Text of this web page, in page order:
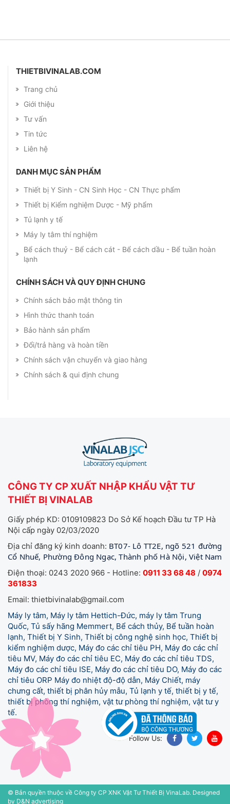
THIETBIVINALAB.COM
Trang chủ
Giới thiệu
Tư vấn
Tin tức
Liên hệ
DANH MỤC SẢN PHẨM
Thiết bị Y Sinh - CN Sinh Học - CN Thực phẩm
Thiết bị Kiểm nghiệm Dược - Mỹ phẩm
Tủ lạnh y tế
Máy ly tâm thí nghiệm
Bể cách thuỷ - Bể cách cát - Bể cách dầu - Bể tuần hoàn
lạnh
CHÍNH SÁCH VÀ QUY ĐỊNH CHUNG
Chính sách bảo mật thông tin
Hình thức thanh toán
Bảo hành sản phẩm
Đổi/trả hàng và hoàn tiền
Chính sách vận chuyển và giao hàng
Chính sách & qui định chung
CÔNG TY CP XUẤT NHẬP KHẨU VẬT TƯ
THIẾT BỊ VINALAB
Giấy phép KD: 0109109823 Do Sở Kế hoạch Đầu tư TP Hà
Nội cấp ngày 02/03/2020
Địa chỉ đăng ký kinh doanh: BT07- Lô TT2E, ngõ 521 đường
Cổ Nhuế, Phường Đông Ngạc, Thành phố Hà Nội, Việt Nam
Điện thoại: 0243 2020 966 - Hotline: 0911 33 68 48 / 0974
361833
Email: thietbivinalab@gmail.com
Máy ly tâm, Máy ly tâm Hettich-Đức, máy ly tâm Trung
Quốc, Tủ sấy hãng Memmert, Bể cách thủy, Bể tuần hoàn
lạnh, Thiết bị Y Sinh, Thiết bị công nghệ sinh học, Thiết bị
kiểm nghiệm dược, Máy đo các chỉ tiêu PH, Máy đo các chỉ
tiêu MV, Máy đo các chỉ tiêu EC, Máy đo các chỉ tiêu TDS,
Máy đo các chỉ tiêu ISE, Máy đo các chỉ tiêu DO, Máy đo các
chỉ tiêu ORP Máy đo nhiệt độ-độ dẫn, Máy Chiết, máy
chưng cất, thiết bị phân hủy mẫu, Tủ lạnh y tế, thiết bị y tế,
thiết bị phòng thí nghiệm, vật tư phòng thí nghiệm, vật tư y
tế.
Follow Us:
© Bản quyền thuộc về Công ty CP XNK Vật Tư Thiết Bị VinaLab. Designed
by D&N advertising